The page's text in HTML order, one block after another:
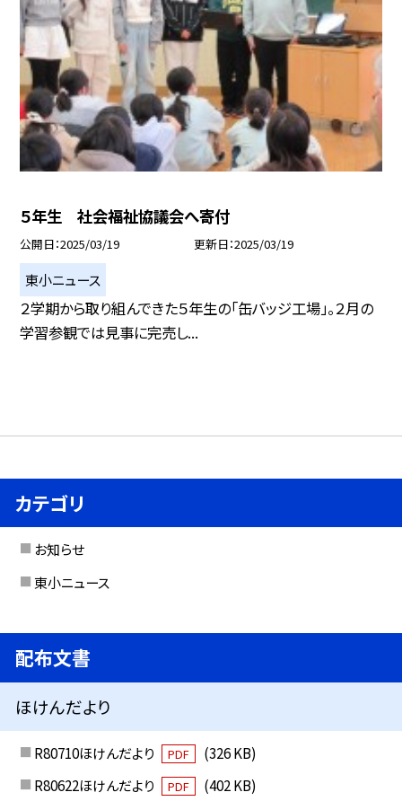
５年生 社会福祉協議会へ寄付
公開日 2025/03/19 更新日 2025/03/19
東小ニュース
２学期から取り組んできた５年生の「缶バッジ工場」。２月の
学習参観では見事に完売し...
カテゴリ
お知らせ
東小ニュース
配布文書
ほけんだより
R80710ほけんだより PDF
(326 KB)
R80622ほけんだより
PDF
(402 KB)